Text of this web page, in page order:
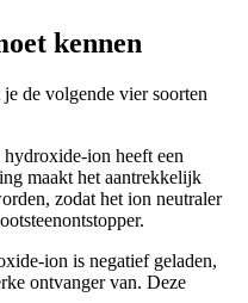
kennen
de volgende vier soorten
hydroxide-ion heeft een
maakt het aantrekkelijk
zodat het ion neutraler
ion is negatief geladen,
ontvanger van. Deze